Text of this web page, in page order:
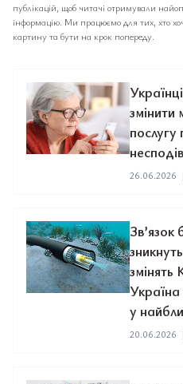
публікацій, щоб читачі отримували
інформацію. Ми працюємо для тих, хто
картину та бути на крок попереду.
змінити
послугу
26.06.2026
Зв’язок
змінять
у
20.06.2026